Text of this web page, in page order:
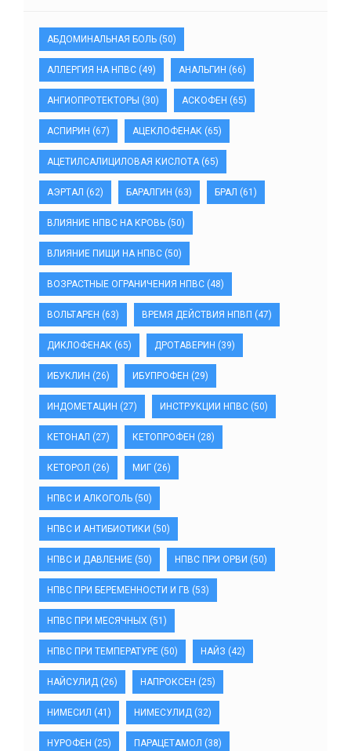
АБДОМИНАЛЬНАЯ БОЛЬ (50)
АЛЛЕРГИЯ НА НПВС (49) АНАЛЬГИН (66)
АНГИОПРОТЕКТОРЫ (30) АСКОФЕН (65)
АСПИРИН (67) АЦЕКЛОФЕНАК (65)
АЦЕТИЛСАЛИЦИЛОВАЯ КИСЛОТА(65)
АЭРТАЛ (62) БАРАЛГИН (63) БРАЛ (61)
ВЛИЯНИЕ НПВС НА КРОВЬ (50)
ВЛИЯНИЕ ПИЩИ НА НПВС (50)
ВОЗРАСТНЫЕ ОГРАНИЧЕНИЯ НПВС (48)
ВОЛЬТАРЕН (63) ВРЕМЯ ДЕЙСТВИЯ НПВП (47)
ДИКЛОФЕНАК (65) ДРОТАВЕРИН (39)
ИБУКЛИН (26) ИБУПРОФЕН (29)
ИНДОМЕТАЦИН (27) ИНСТРУКЦИИ НПВС (50)
КЕТОНАЛ (27) КЕТОПРОФЕН (28)
КЕТОРОЛ (26) МИГ (26)
НПВС И АЛКОГОЛЬ (50)
НПВС И АНТИБИОТИКИ (50)
НПВС И ДАВЛЕНИЕ (50) НПВС ПРИ ОРВИ (50)
НПВС ПРИ БЕРЕМЕННОСТИ И ГВ (53)
НПВС ПРИ МЕСЯЧНЫХ (51)
НПВС ПРИ ТЕМПЕРАТУРЕ (50) НАЙЗ (42)
НАЙСУЛИД (26) НАПРОКСЕН (25)
НИМЕСИЛ (41) НИМЕСУЛИД (32)
НУРОФЕН (25) ПАРАЦЕТАМОЛ (38)